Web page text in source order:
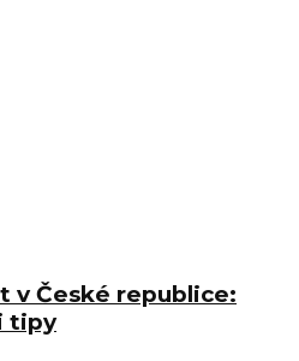
v České republice:
tipy